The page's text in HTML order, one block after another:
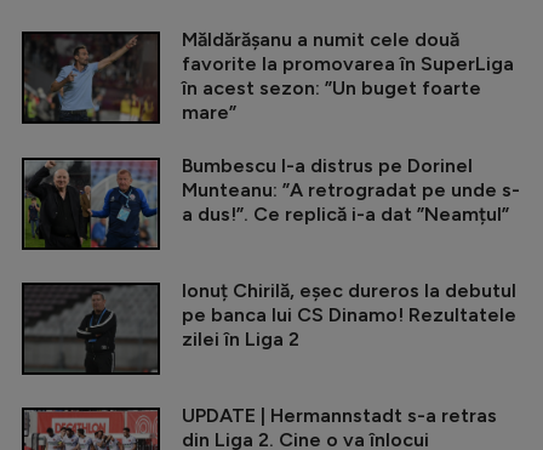
Măldărășanu a numit cele două
favorite la promovarea în SuperLiga
în acest sezon: ”Un buget foarte
mare”
Bumbescu l-a distrus pe Dorinel
Munteanu: ”A retrogradat pe unde s-
a dus!”. Ce replică i-a dat ”Neamțul”
Ionuț Chirilă, eșec dureros la debutul
pe banca lui CS Dinamo! Rezultatele
zilei în Liga 2
UPDATE | Hermannstadt s-a retras
din Liga 2. Cine o va înlocui